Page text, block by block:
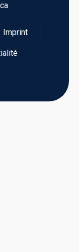
Imprint